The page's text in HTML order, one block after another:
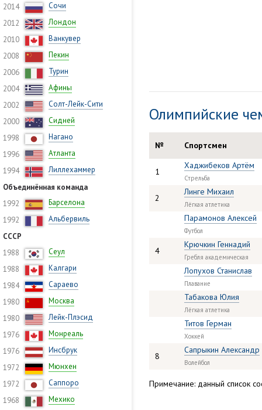
2014
Сочи
2012
Лондон
2010
Ванкувер
2008
Пекин
2006
Турин
2004
Афины
2002
Солт-Лейк-Сити
2000
Сидней
1998
Нагано
1996
Атланта
1994
Лиллехаммер
Объединённая команда
1992
Барселона
1992
Альбервиль
СССР
1988
Сеул
1988
Калгари
1984
Сараево
1980
Москва
1980
Лейк-Плэсид
1976
Монреаль
1976
Инсбрук
1972
Мюнхен
1972
Саппоро
1968
Мехико
Олимпийские
№ Спортсмен
1
Хаджибеков Артём
Стрельба
2
Линге Михаил
Лёгкая атлетика
Парамонов Алексей
Футбол
4
Крючкин Геннадий
Гребля академическая
Лопухов Станислав
Плавание
Табакова Юлия
Лёгкая атлетика
Титов Герман
Хоккей
8
Сапрыкин Александр
Волейбол
Примечание: данный список